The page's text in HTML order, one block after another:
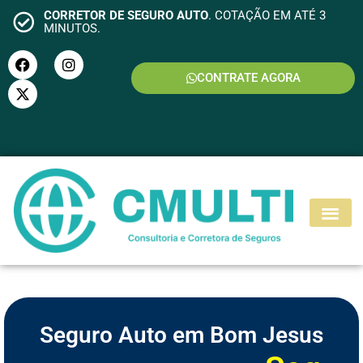
CORRETOR DE SEGURO AUTO. COTAÇÃO EM ATÉ 3
MINUTOS.
CONTRATE AGORA
SEGURO MOTO
Seguro Auto em Bom Jesus